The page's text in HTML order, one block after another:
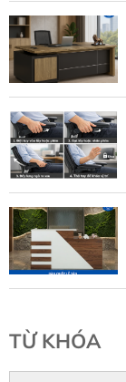
TỪ KHÓA